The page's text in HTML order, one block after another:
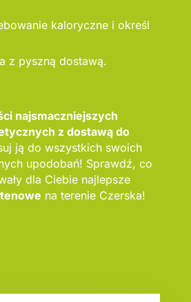
kaloryczne i określ
z pyszną dostawą.
najsmaczniejszych
z dostawą do
ją do wszystkich swoich
upodobań! Sprawdź, co
dla Ciebie najlepsze
na terenie Czerska!